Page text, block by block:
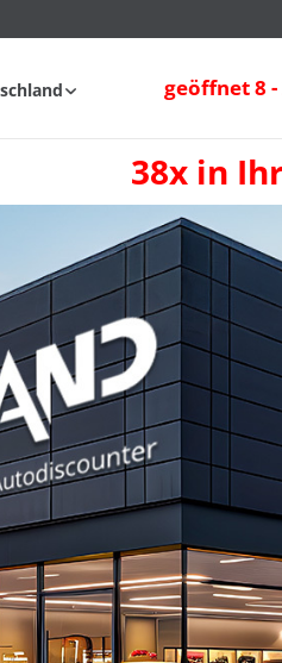
geöffnet 8
38x in